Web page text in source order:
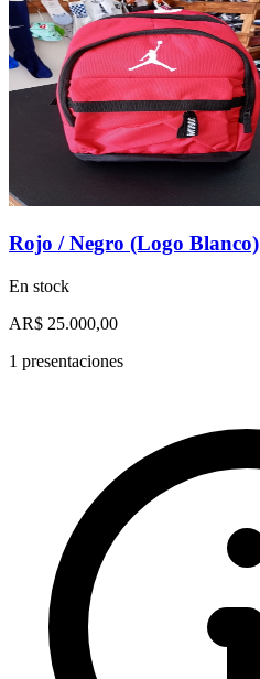
Rojo / Negro (Logo Blanco)
En stock
AR$ 25.000,00
1 presentaciones